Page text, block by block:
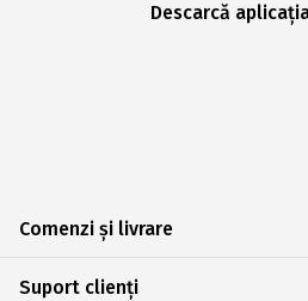
Descarcă
Comenzi și livrare
Suport clienți